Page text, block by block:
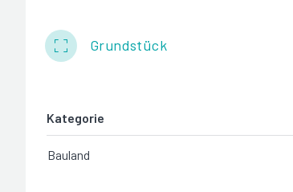
Grundstück
Kategorie
Bauland